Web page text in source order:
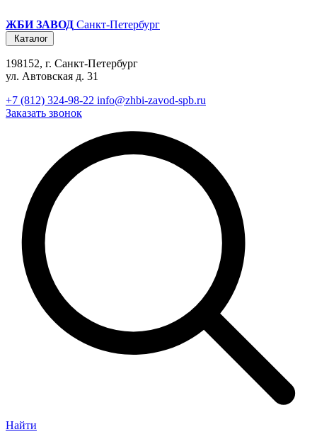
ЖБИ ЗАВОД Санкт-Петербург
Каталог
198152, г. Санкт-Петербург
ул. Автовская д. 31
+7 (812) 324-98-22 info@zhbi-zavod-spb.ru
Заказать звонок
Найти